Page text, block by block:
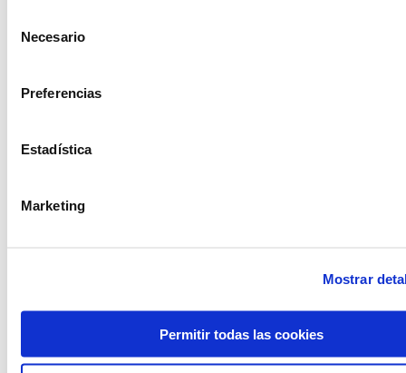
Necesario
Preferencias
Estadística
Marketing
Mostrar
Permitir todas las cookies